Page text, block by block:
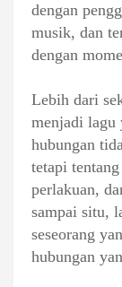
dengan
musik, dan
dengan
Lebih dari
menjadi lagu
hubungan
tetapi
perlakuan,
sampai situ,
seseorang
hubungan